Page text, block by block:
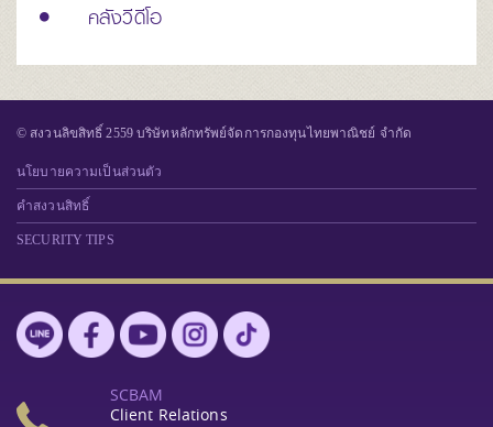
คลังวีดีโอ
© สงวนลิขสิทธิ์ 2559 บริษัทหลักทรัพย์จัดการกองทุนไทยพาณิชย์ จำกัด
นโยบายความเป็นส่วนตัว
คำสงวนสิทธิ์
SECURITY TIPS
SCBAM
Client Relations